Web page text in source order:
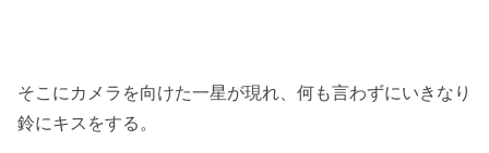
そこにカメラを向けた一星が現れ、何も言わずにいきなり
鈴にキスをする。